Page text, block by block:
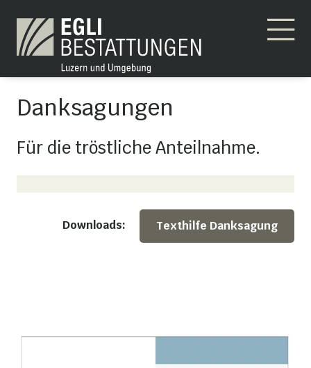
Danksagungen
Für die tröstliche Anteilnahme.
Downloads: Texthilfe Danksagung